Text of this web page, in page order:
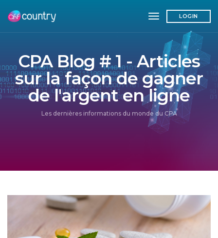
toggle LOGIN
CPA Blog # 1 - Articles
sur la façon de gagner
de l'argent en ligne
Les dernières informations du monde du CPA